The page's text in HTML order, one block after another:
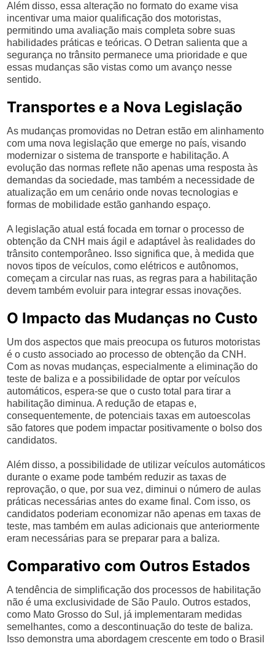
Além disso, essa alteração no formato do exame visa
incentivar uma maior qualificação dos motoristas,
permitindo uma avaliação mais completa sobre suas
habilidades práticas e teóricas. O Detran salienta que a
segurança no trânsito permanece uma prioridade e que
essas mudanças são vistas como um avanço nesse
sentido.
Transportes e a Nova Legislação
As mudanças promovidas no Detran estão em alinhamento
com uma nova legislação que emerge no país, visando
modernizar o sistema de transporte e habilitação. A
evolução das normas reflete não apenas uma resposta às
demandas da sociedade, mas também a necessidade de
atualização em um cenário onde novas tecnologias e
formas de mobilidade estão ganhando espaço.
A legislação atual está focada em tornar o processo de
obtenção da CNH mais ágil e adaptável às realidades do
trânsito contemporâneo. Isso significa que, à medida que
novos tipos de veículos, como elétricos e autônomos,
começam a circular nas ruas, as regras para a habilitação
devem também evoluir para integrar essas inovações.
O Impacto das Mudanças no Custo
Um dos aspectos que mais preocupa os futuros motoristas
é o custo associado ao processo de obtenção da CNH.
Com as novas mudanças, especialmente a eliminação do
teste de baliza e a possibilidade de optar por veículos
automáticos, espera-se que o custo total para tirar a
habilitação diminua. A redução de etapas e,
consequentemente, de potenciais taxas em autoescolas
são fatores que podem impactar positivamente o bolso dos
candidatos.
Além disso, a possibilidade de utilizar veículos automáticos
durante o exame pode também reduzir as taxas de
reprovação, o que, por sua vez, diminui o número de aulas
práticas necessárias antes do exame final. Com isso, os
candidatos poderiam economizar não apenas em taxas de
teste, mas também em aulas adicionais que anteriormente
eram necessárias para se preparar para a baliza.
Comparativo com Outros Estados
A tendência de simplificação dos processos de habilitação
não é uma exclusividade de São Paulo. Outros estados,
como Mato Grosso do Sul, já implementaram medidas
semelhantes, como a descontinuação do teste de baliza.
Isso demonstra uma abordagem crescente em todo o Brasil